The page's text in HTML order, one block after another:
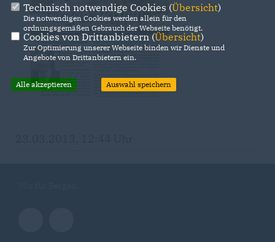
Technisch notwendige Cookies (Übersicht)
Die notwendigen Cookies werden allein für den
ordnungsgemäßen Gebrauch der Webseite benötigt.
Cookies von Drittanbietern (Übersicht)
Zur Optimierung unserer Webseite binden wir Dienste und
Angebote von Drittanbietern ein.
Alle akzeptieren Auswahl speichern